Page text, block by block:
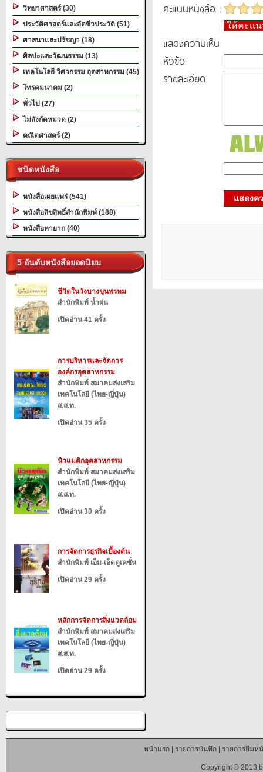
วิทยาศาสตร์ (30)
ประวัติศาสตร์และอัตชีวประวัติ (51)
ศาสนาและปรัชญา (18)
ศิลปะและวัฒนธรรม (13)
เทคโนโลยี วิศวกรรม อุตสาหกรรม (45)
โทรคมนาคม (2)
ทั่วไป (27)
ไม่สังกัดหมวด (2)
คณิตศาสตร์ (2)
ชนิดหนังสือ
หนังสือเผยแพร่ (541)
หนังสือลิขสิทธิ์สำนักพิมพ์ (188)
หนังสือหายาก (40)
5 อันดับหนังสือยอดนิยม
ชีวิตในวังบางขุนพรหม
สำนักพิมพ์ น้ำฝน
เปิดอ่าน 41 ครั้ง
การบริหารและจัดการ
องค์กรอุตสาหกรรม
สำนักพิมพ์ สมาคมส่งเสริม
เทคโนโลยี (ไทย-ญี่ปุ่น)
ส.ส.ท.
เปิดอ่าน 35 ครั้ง
นิวแมติกอุตสาหกรรม
สำนักพิมพ์ สมาคมส่งเสริม
เทคโนโลยี (ไทย-ญี่ปุ่น)
ส.ส.ท.
เปิดอ่าน 30 ครั้ง
การจัดการธุรกิจเบื้องต้น
สำนักพิมพ์ เอ็ม-เอ็ดดูเคชั่น
เปิดอ่าน 29 ครั้ง
หลักการจัดการสิ่งแวดล้อม
สำนักพิมพ์ สมาคมส่งเสริม
เทคโนโลยี (ไทย-ญี่ปุ่น)
ส.ส.ท.
เปิดอ่าน 29 ครั้ง
คะแนนหนังสือ :
ให้คะแ
แสดงความเห็น
หัวข้อ
รายละเอียด
แสดงค
หน้าแรก| รายการบันทึก| รายการยืมห
Copyright © 2013